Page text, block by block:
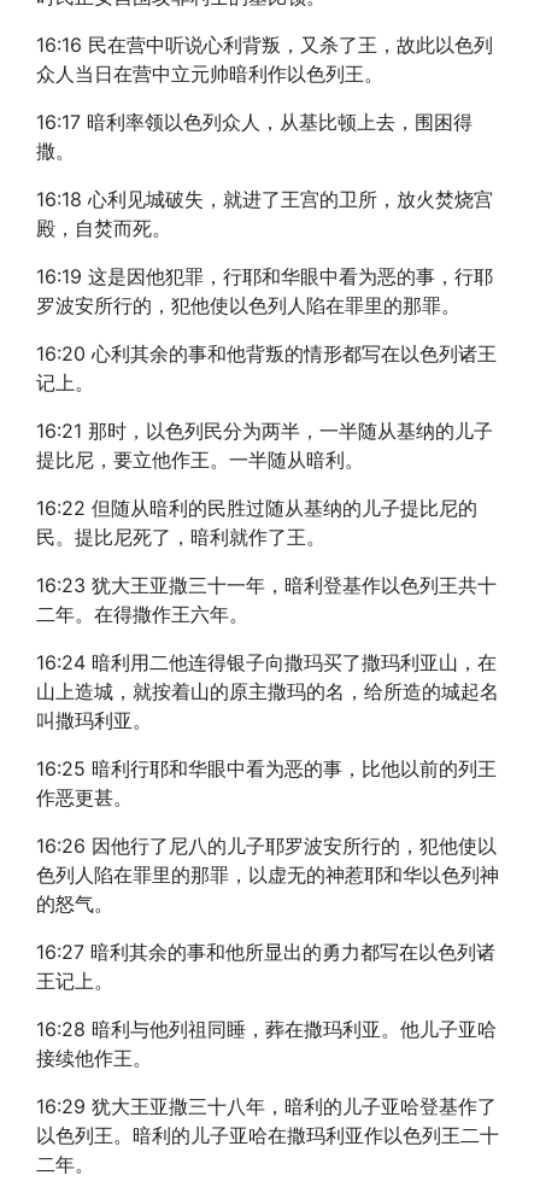
16:16 民在营中听说心利背叛，又杀了王，故此以色列
众人当日在营中立元帅暗利作以色列王。
16:17 暗利率领以色列众人，从基比顿上去，围困得
撒。
16:18 心利见城破失，就进了王宫的卫所，放火焚烧宫
殿，自焚而死。
16:19 这是因他犯罪，行耶和华眼中看为恶的事，行耶
罗波安所行的，犯他使以色列人陷在罪里的那罪。
16:20 心利其余的事和他背叛的情形都写在以色列诸王
记上。
16:21 那时，以色列民分为两半，一半随从基纳的儿子
提比尼，要立他作王。一半随从暗利。
16:22 但随从暗利的民胜过随从基纳的儿子提比尼的
民。提比尼死了，暗利就作了王。
16:23 犹大王亚撒三十一年，暗利登基作以色列王共十
二年。在得撒作王六年。
16:24 暗利用二他连得银子向撒玛买了撒玛利亚山，在
山上造城，就按着山的原主撒玛的名，给所造的城起名
叫撒玛利亚。
16:25 暗利行耶和华眼中看为恶的事，比他以前的列王
作恶更甚。
16:26 因他行了尼八的儿子耶罗波安所行的，犯他使以
色列人陷在罪里的那罪，以虚无的神惹耶和华以色列神
的怒气。
16:27 暗利其余的事和他所显出的勇力都写在以色列诸
王记上。
16:28 暗利与他列祖同睡，葬在撒玛利亚。他儿子亚哈
接续他作王。
16:29 犹大王亚撒三十八年，暗利的儿子亚哈登基作了
以色列王。暗利的儿子亚哈在撒玛利亚作以色列王二十
二年。